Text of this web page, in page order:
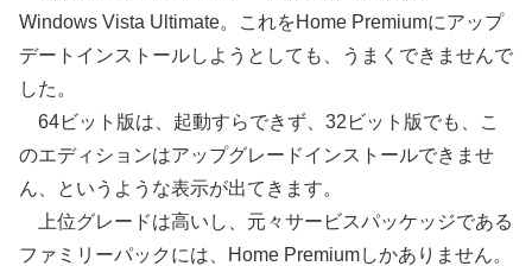
Windows Vista Ultimate。これをHome Premiumにアップ
デートインストールしようとしても、うまくできませんで
した。
64ビット版は、起動すらできず、32ビット版でも、こ
のエディションはアップグレードインストールできませ
ん、というような表示が出てきます。
上位グレードは高いし、元々サービスパッケッジである
ファミリーパックには、Home Premiumしかありません。